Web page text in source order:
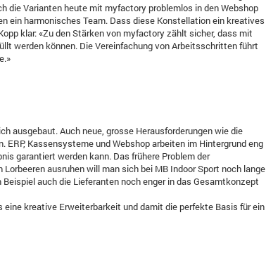
die Varianten heute mit myfactory problemlos in den Webshop
ein harmonisches Team. Dass diese Konstellation ein kreatives
klar: «Zu den Stärken von myfactory zählt sicher, dass mit
werden können. Die Vereinfachung von Arbeitsschritten führt
ausgebaut. Auch neue, grosse Herausforderungen wie die
Kassensysteme und Webshop arbeiten im Hintergrund eng
garantiert werden kann. Das frühere Problem der
ausruhen will man sich bei MB Indoor Sport noch lange
auch die Lieferanten noch enger in das Gesamtkonzept
kreative Erweiterbarkeit und damit die perfekte Basis für ein